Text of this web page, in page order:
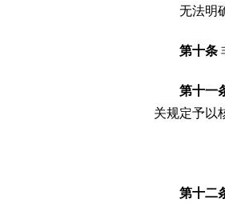
无法明确
第十条
第十一
关规定予以
第十二